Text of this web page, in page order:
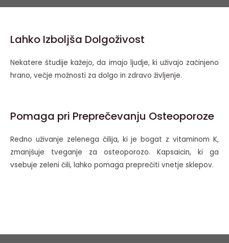
Lahko Izboljša Dolgoživost
Nekatere študije kažejo, da imajo ljudje, ki uživajo začinjeno
hrano, večje možnosti za dolgo in zdravo življenje.
Pomaga pri Preprečevanju Osteoporoze
Redno uživanje zelenega čilija, ki je bogat z vitaminom K,
zmanjšuje tveganje za osteoporozo. Kapsaicin, ki ga
vsebuje zeleni čili, lahko pomaga preprečiti vnetje sklepov.